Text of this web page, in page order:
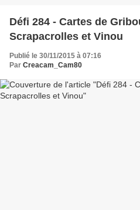
Défi 284 - Cartes de
Scrapacrolles et Vinou
Publié le 30/11/2015 à 07:16
Par Creacam_Cam80